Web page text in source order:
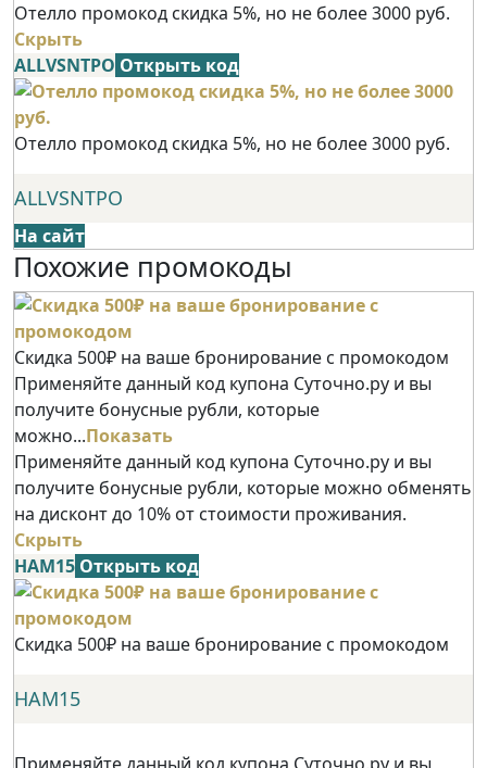
Отелло промокод скидка 5%, но не более 3000 руб.
Скрыть
ALLVSNTPO Открыть код
Отелло промокод скидка 5%, но не более 3000 руб.
ALLVSNTPO
На сайт
Похожие промокоды
Скидка 500₽ на ваше бронирование с промокодом
Применяйте данный код купона Суточно.ру и вы
получите бонусные рубли, которые
можно...Показать
Применяйте данный код купона Суточно.ру и вы
получите бонусные рубли, которые можно обменять
на дисконт до 10% от стоимости проживания.
Скрыть
НАМ15 Открыть код
Скидка 500₽ на ваше бронирование с промокодом
НАМ15